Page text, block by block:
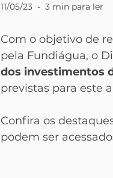
11/05/23  -  3 min para ler
Com o objetivo de
pela Fundiágua, o
dos investimentos
previstas para este
Confira os
podem ser